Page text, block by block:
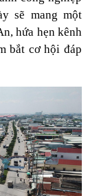
sẽ mang một
hứa hẹn kênh
bắt cơ hội đáp